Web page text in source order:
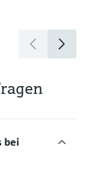
bei